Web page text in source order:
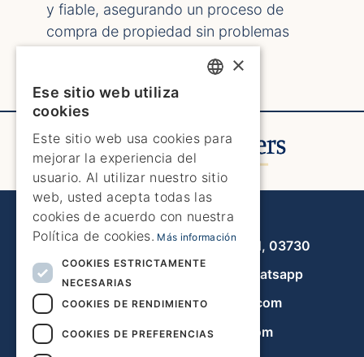
y fiable, asegurando un proceso de
compra de propiedad sin problemas
Javea Home Finders
Avenida de la Libertad 19, local 11, 03730
Whatsapp
info@javeahomefinders.com
es.javeahomefinders.com
SPANISH
GERMAN
FRENCH
×
Ese sitio web utiliza
cookies
Este sitio web usa cookies para
mejorar la experiencia del
usuario. Al utilizar nuestro sitio
web, usted acepta todas las
cookies de acuerdo con nuestra
Política de cookies. Más información
COOKIES ESTRICTAMENTE
NECESARIAS
COOKIES DE RENDIMIENTO
COOKIES DE PREFERENCIAS